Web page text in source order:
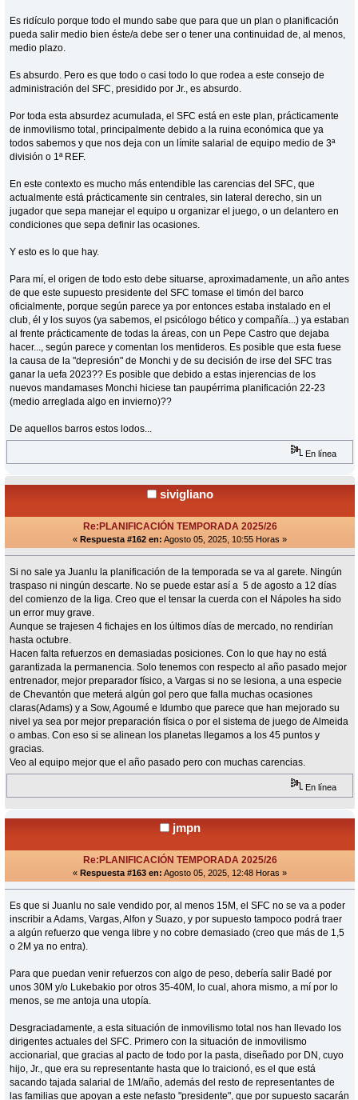
Es ridículo porque todo el mundo sabe que para que un plan o planificación
pueda salir medio bien éste/a debe ser o tener una continuidad de, al menos,
medio plazo.
Es absurdo. Pero es que todo o casi todo lo que rodea a este consejo de
administración del SFC, presidido por Jr., es absurdo.
Por toda esta absurdez acumulada, el SFC está en este plan, prácticamente
de inmovilismo total, principalmente debido a la ruina económica que ya
todos sabemos y que nos deja con un límite salarial de equipo medio de 3ª
división o 1ª REF.
En este contexto es mucho más entendible las carencias del SFC, que
actualmente está prácticamente sin centrales, sin lateral derecho, sin un
jugador que sepa manejar el equipo u organizar el juego, o un delantero en
condiciones que sepa definir las ocasiones.
Y esto es lo que hay.
Para mí, el origen de todo esto debe situarse, aproximadamente, un año antes
de que este supuesto presidente del SFC tomase el timón del barco
oficialmente, porque según parece ya por entonces estaba instalado en el
club, él y los suyos (ya sabemos, el psicólogo bético y compañía...) ya estaban
al frente prácticamente de todas la áreas, con un Pepe Castro que dejaba
hacer..., según parece y comentan los mentideros. Es posible que esta fuese
la causa de la "depresión" de Monchi y de su decisión de irse del SFC tras
ganar la uefa 2023?? Es posible que debido a estas injerencias de los
nuevos mandamases Monchi hiciese tan paupérrima planificación 22-23
(medio arreglada algo en invierno)??
De aquellos barros estos lodos...
En línea
sivigliano
Re:PLANIFICACIÓN TEMPORADA 2025/26
« Respuesta #162 en: Agosto 05, 2025, 10:55 Horas »
Si no sale ya Juanlu la planificación de la temporada se va al garete. Ningún
traspaso ni ningún descarte. No se puede estar así a 5 de agosto a 12 días
del comienzo de la liga. Creo que el tensar la cuerda con el Nápoles ha sido
un error muy grave.
Aunque se trajesen 4 fichajes en los últimos días de mercado, no rendirían
hasta octubre.
Hacen falta refuerzos en demasiadas posiciones. Con lo que hay no está
garantizada la permanencia. Solo tenemos con respecto al año pasado mejor
entrenador, mejor preparador físico, a Vargas si no se lesiona, a una especie
de Chevantón que meterá algún gol pero que falla muchas ocasiones
claras(Adams) y a Sow, Agoumé e Idumbo que parece que han mejorado su
nivel ya sea por mejor preparación física o por el sistema de juego de Almeida
o ambas. Con eso si se alinean los planetas llegamos a los 45 puntos y
gracias.
Veo al equipo mejor que el año pasado pero con muchas carencias.
En línea
jmpn
Re:PLANIFICACIÓN TEMPORADA 2025/26
« Respuesta #163 en: Agosto 05, 2025, 12:48 Horas »
Es que si Juanlu no sale vendido por, al menos 15M, el SFC no se va a poder
inscribir a Adams, Vargas, Alfon y Suazo, y por supuesto tampoco podrá traer
a algún refuerzo que venga libre y no cobre demasiado (creo que más de 1,5
o 2M ya no entra).
Para que puedan venir refuerzos con algo de peso, debería salir Badé por
unos 30M y/o Lukebakio por otros 35-40M, lo cual, ahora mismo, a mí por lo
menos, se me antoja una utopía.
Desgraciadamente, a esta situación de inmovilismo total nos han llevado los
dirigentes actuales del SFC. Primero con la situación de inmovilismo
accionarial, que gracias al pacto de todo por la pasta, diseñado por DN, cuyo
hijo, Jr., que era su representante hasta que lo traicionó, es el que está
sacando tajada salarial de 1M/año, además del resto de representantes de
las familias que apoyan a este nefasto "presidente", que por supuesto sacarán